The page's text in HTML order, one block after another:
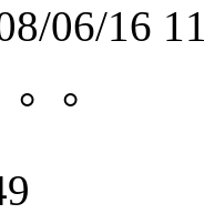
06/16
。